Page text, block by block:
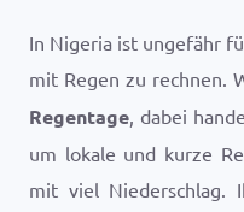
In Nigeria ist ungefähr
mit Regen zu rechnen.
Regentage, dabei
um lokale und kurze
mit viel Niederschlag.